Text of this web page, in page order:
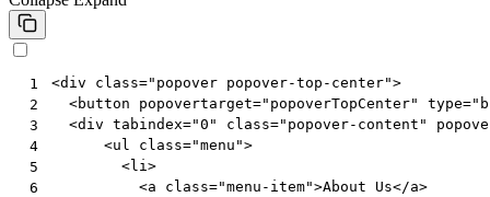
1
2
3
4
5
6
<div class="popover popover-top-center">
<button popovertarget="popoverTopCenter" type=
<div tabindex="0" class="popover-content"
<ul class="menu">
<li>
<a class="menu-item">About Us</a>